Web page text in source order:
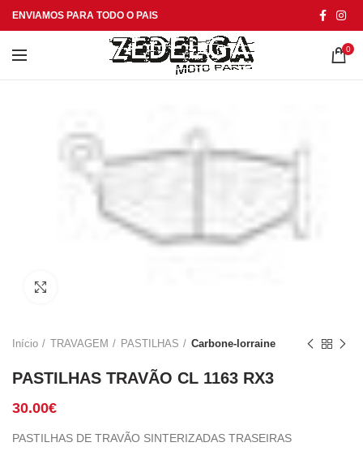
ENVIAMOS PARA TODO O PAIS
0
Início TRAVAGEM PASTILHAS Carbone-lorraine
PASTILHAS TRAVÃO CL 1163 RX3
30.00€
PASTILHAS DE TRAVÃO SINTERIZADAS TRASEIRAS